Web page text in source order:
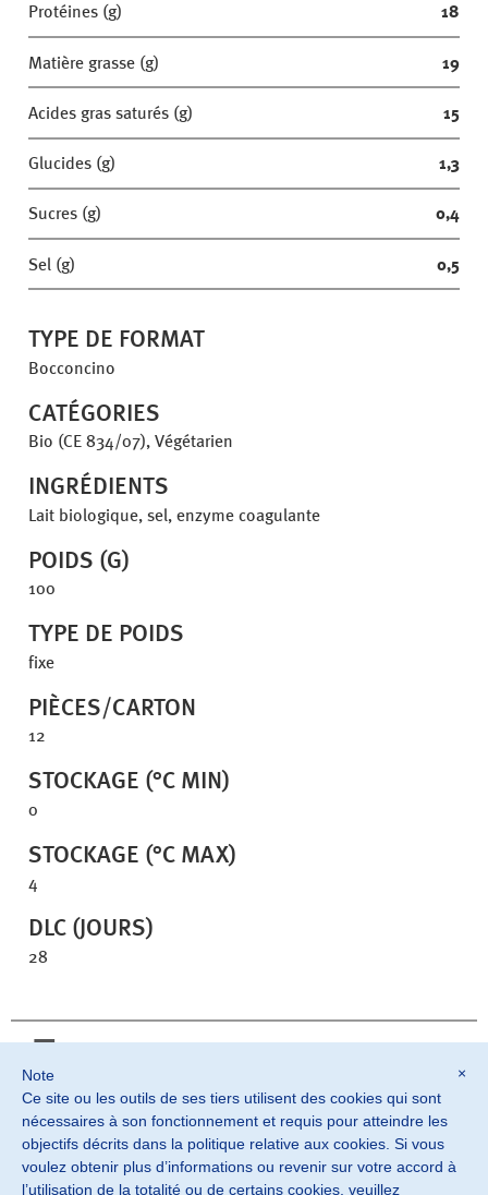
Protéines (g) 18
Matière grasse (g) 19
Acides gras saturés (g) 15
Glucides (g) 1,3
Sucres (g) 0,4
Sel (g) 0,5
TYPE DE FORMAT
Bocconcino
CATÉGORIES
Bio (CE 834/07), Végétarien
INGRÉDIENTS
Lait biologique, sel, enzyme coagulante
POIDS (G)
100
TYPE DE POIDS
fixe
PIÈCES/CARTON
12
STOCKAGE (°C MIN)
0
STOCKAGE (°C MAX)
4
DLC (JOURS)
28
©2026 SOSTER srl
Monteviale Vicenza · Italia
×
Note
Ce site ou les outils de ses tiers utilisent des cookies qui sont
nécessaires à son fonctionnement et requis pour atteindre les
objectifs décrits dans la politique relative aux cookies. Si vous
voulez obtenir plus d’informations ou revenir sur votre accord à
l’utilisation de la totalité ou de certains cookies, veuillez